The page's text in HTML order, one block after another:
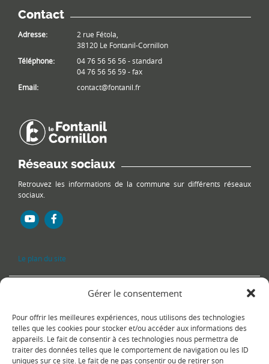
Gérer le consentement
Pour offrir les meilleures expériences, nous utilisons des technologies
telles que les cookies pour stocker et/ou accéder aux informations des
appareils. Le fait de consentir à ces technologies nous permettra de
traiter des données telles que le comportement de navigation ou les ID
uniques sur ce site. Le fait de ne pas consentir ou de retirer son
Contact
Adresse:
2 rue Fétola,
38120 Le Fontanil-Cornillon
Téléphone:
04 76 56 56 56 - standard
04 76 56 56 59 - fax
Email:
contact@fontanil.fr
Réseaux sociaux
Retrouvez les informations de la commune sur différents réseaux
sociaux.
Le plan du site